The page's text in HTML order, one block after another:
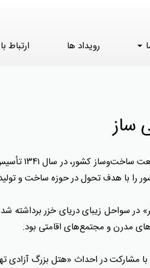
رویداد ها ارتباط
ساز
شرکت آتی‌ساز بعنوان
را با هدف تحول در حوزه ساخت و
«شهرک ویلایی دریاکنار» در سواحل زیبای دریای
نماد بلندمرتبه‌سازی در ایران و نقطه عطف درخشان کارنامه آتی‌ساز در سال ۱۳۴۸